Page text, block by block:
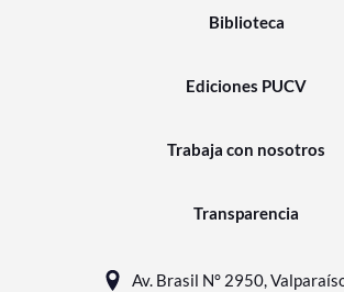
Biblioteca
Ediciones PUCV
Trabaja con nosotros
Transparencia
Av. Brasil N° 2950,